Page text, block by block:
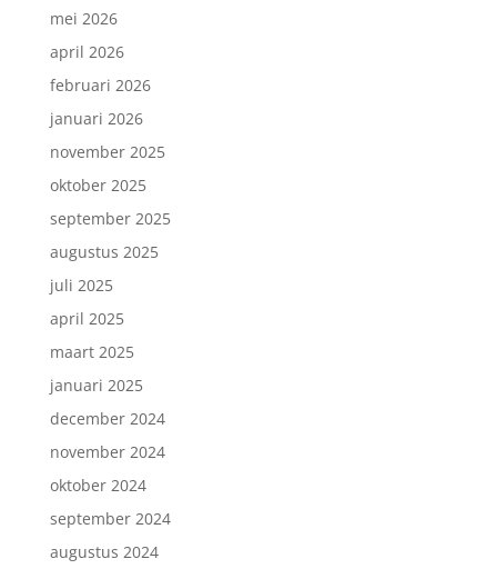
mei 2026
april 2026
februari 2026
januari 2026
november 2025
oktober 2025
september 2025
augustus 2025
juli 2025
april 2025
maart 2025
januari 2025
december 2024
november 2024
oktober 2024
september 2024
augustus 2024